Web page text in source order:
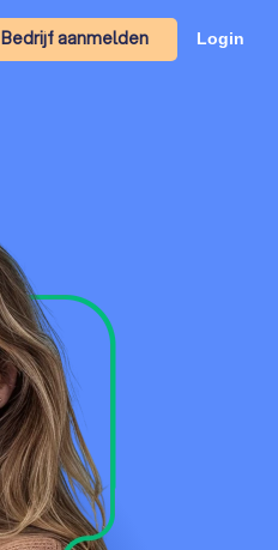
Bedrijf aanmelden Login